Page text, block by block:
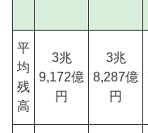
平
均
残
高
3兆
9,172億
円
3兆
8,287億
円